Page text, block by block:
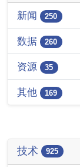
新闻 250
数据 260
资源 35
其他 169
技术 925